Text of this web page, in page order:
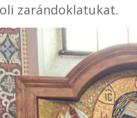
zarándoklatukat.